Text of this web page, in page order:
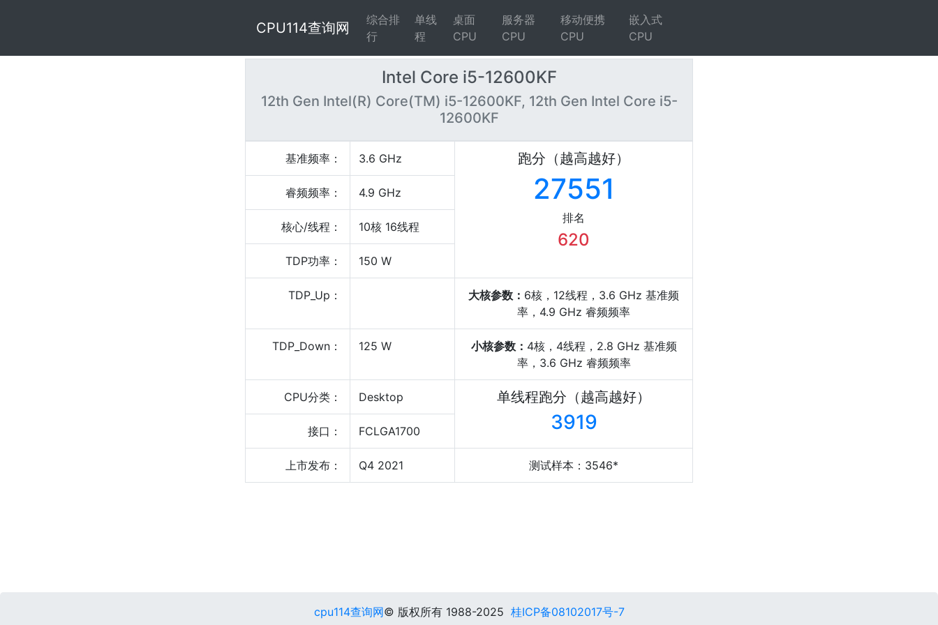
CPU114查询网
综合排
行
单线
程
桌面
CPU
服务器
CPU
移动便携
CPU
嵌入式
CPU
Intel Core i5-12600KF
12th Gen Intel(R) Core(TM) i5-12600KF, 12th Gen Intel Core i5-
12600KF
基准频率： 3.6 GHz 跑分（越高越好）
27551
排名
620
睿频频率： 4.9 GHz
核心/线程： 10核 16线程
TDP功率： 150 W
TDP_Up： 大核参数： 6核，12线程，3.6 GHz 基准频
率，4.9 GHz 睿频频率
TDP_Down： 125 W 小核参数： 4核，4线程，2.8 GHz 基准频
率，3.6 GHz 睿频频率
CPU分类： Desktop 单线程跑分（越高越好）
3919
接口： FCLGA1700
上市发布： Q4 2021 测试样本：3546*
cpu114查询网© 版权所有 1988-2025 桂ICP备08102017号-7